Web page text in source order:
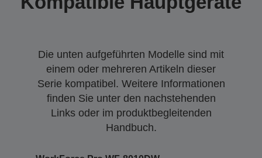
Die unten aufgeführten Modelle sind mit
einem oder mehreren Artikeln dieser
Serie kompatibel. Weitere Informationen
finden Sie unter den nachstehenden
Links oder im produktbegleitenden
Handbuch.